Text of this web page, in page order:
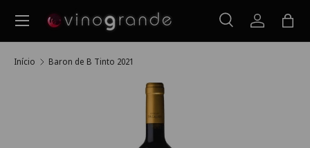
Ir para o conteúdo
Pesquisar
PesquisarIniciarSaco
Menu
Início Baron de B Tinto 2021